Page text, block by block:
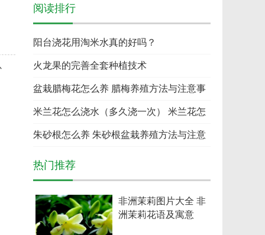
阅读排行
阳台浇花用淘米水真的好吗？
火龙果的完善全套种植技术
盆栽腊梅花怎么养 腊梅养殖方法与注意事
项
米兰花怎么浇水（多久浇一次） 米兰花怎
么
朱砂根怎么养 朱砂根盆栽养殖方法与注意
热门推荐
非洲茉莉图片大全 非
洲茉莉花语及寓意